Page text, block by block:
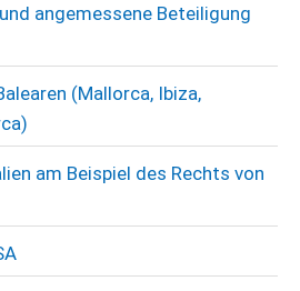
angemessene Beteiligung
(Mallorca, Ibiza,
am Beispiel des Rechts von